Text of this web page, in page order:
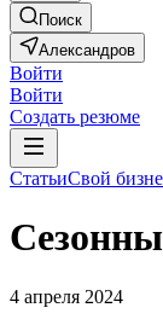
Поиск
Александров
Войти
Войти
Создать резюме
СтатьиСвой
4 апреля 2024